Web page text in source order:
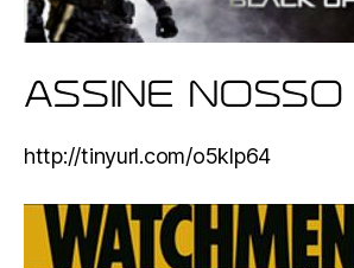
ASSINE NOSSO
http://tinyurl.com/o5klp64